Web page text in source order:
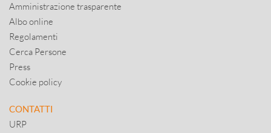
Amministrazione trasparente
Albo online
Regolamenti
Cerca Persone
Press
Cookie policy
CONTATTI
URP